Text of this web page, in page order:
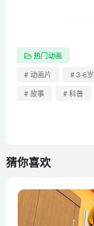
热门动画
# 动画片
# 3-6岁
# 故事
# 科普
猜你喜欢